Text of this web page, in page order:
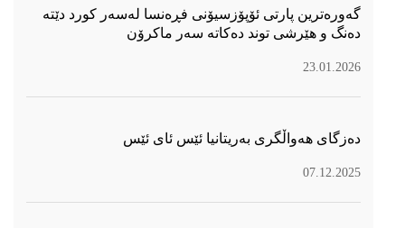
گەورەترین پارتی ئۆپۆزسیۆنی فڕەنسا لەسەر كورد دێتە
دەنگ و هێرشی توند دەكاتە سەر ماكرۆن
23.01.2026
دەزگای هەواڵگری بەریتانیا ئێس ئای ئێس
07.12.2025